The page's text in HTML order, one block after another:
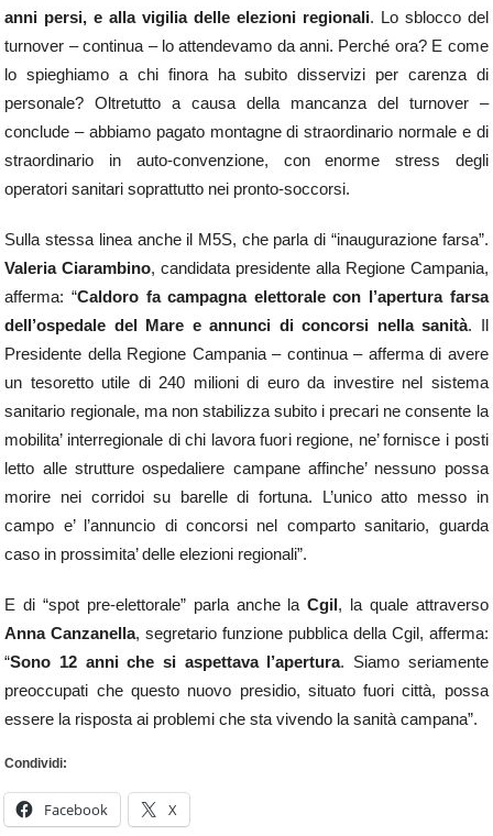
anni persi, e alla vigilia delle elezioni regionali. Lo sblocco del
turnover – continua – lo attendevamo da anni. Perché ora? E come
lo spieghiamo a chi finora ha subito disservizi per carenza di
personale? Oltretutto a causa della mancanza del turnover –
conclude – abbiamo pagato montagne di straordinario normale e di
straordinario in auto-convenzione, con enorme stress degli
operatori sanitari soprattutto nei pronto-soccorsi.
Sulla stessa linea anche il M5S, che parla di “inaugurazione farsa”.
Valeria Ciarambino, candidata presidente alla Regione Campania,
afferma: “Caldoro fa campagna elettorale con l’apertura farsa
dell’ospedale del Mare e annunci di concorsi nella sanità. Il
Presidente della Regione Campania – continua – afferma di avere
un tesoretto utile di 240 milioni di euro da investire nel sistema
sanitario regionale, ma non stabilizza subito i precari ne consente la
mobilita’ interregionale di chi lavora fuori regione, ne’ fornisce i posti
letto alle strutture ospedaliere campane affinche’ nessuno possa
morire nei corridoi su barelle di fortuna. L’unico atto messo in
campo e’ l’annuncio di concorsi nel comparto sanitario, guarda
caso in prossimita’ delle elezioni regionali”.
E di “spot pre-elettorale” parla anche laCgil, la quale attraverso
Anna Canzanella, segretario funzione pubblica della Cgil, afferma:
“Sono 12 anni che si aspettava l’apertura. Siamo seriamente
preoccupati che questo nuovo presidio, situato fuori città, possa
essere la risposta ai problemi che sta vivendo la sanità campana”.
Condividi:
Facebook X